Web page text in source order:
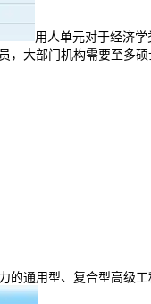
用人单元对于经济
大部门机构需要至
通用型、复合型高级工